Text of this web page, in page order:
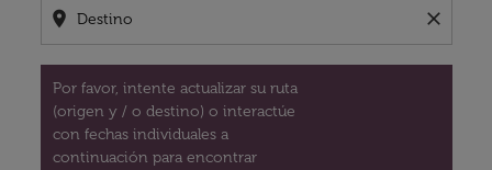
location_on close
Por favor, intente actualizar su ruta
(origen y / o destino) o interactúe
con fechas individuales a
continuación para encontrar